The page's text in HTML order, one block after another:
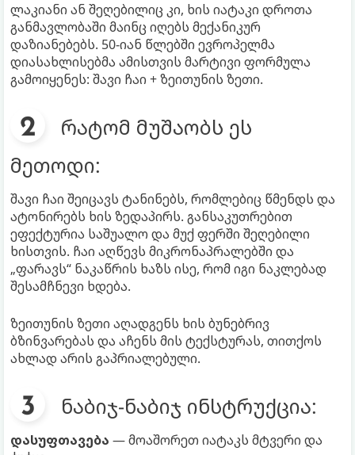
ლაკიანი ან შეღებილიც კი, ხის იატაკი დროთა
განმავლობაში მაინც იღებს მექანიკურ
დაზიანებებს. 50-იან წლებში ევროპელმა
დიასახლისებმა ამისთვის მარტივი ფორმულა
გამოიყენეს: შავი ჩაი + ზეითუნის ზეთი.
რატომ მუშაობს ეს
მეთოდი:
შავი ჩაი შეიცავს ტანინებს, რომლებიც წმენდს და
ატონირებს ხის ზედაპირს. განსაკუთრებით
ეფექტურია საშუალო და მუქ ფერში შეღებილი
ხისთვის. ჩაი აღწევს მიკრონაპრალებში და
„ფარავს“ ნაკაწრის ხაზს ისე, რომ იგი ნაკლებად
შესამჩნევი ხდება.
ზეითუნის ზეთი აღადგენს ხის ბუნებრივ
ბზინვარებას და აჩენს მის ტექსტურას, თითქოს
ახლად არის გაპრიალებული.
ნაბიჯ-ნაბიჯ ინსტრუქცია:
დასუფთავება — მოაშორეთ იატაკს მტვერი და